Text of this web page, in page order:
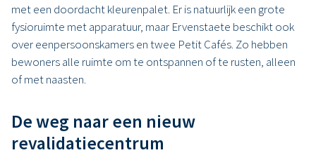
met een doordacht kleurenpalet. Er is natuurlijk een grote
fysioruimte met apparatuur, maar Ervenstaete beschikt ook
over eenpersoonskamers en twee Petit Cafés. Zo hebben
bewoners alle ruimte om te ontspannen of te rusten, alleen
of met naasten.
De weg naar een nieuw
revalidatiecentrum